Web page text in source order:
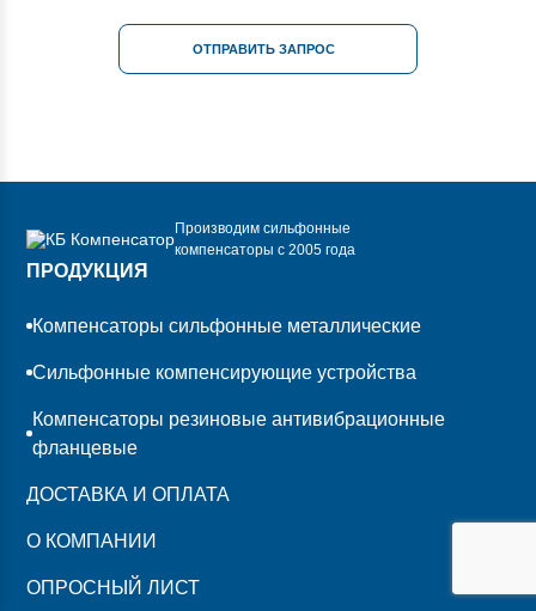
ОТПРАВИТЬ ЗАПРОС
Производим сильфонные
компенсаторы с 2005 года
ПРОДУКЦИЯ
Компенсаторы сильфонные металлические
Сильфонные компенсирующие устройства
Компенсаторы резиновые антивибрационные
фланцевые
ДОСТАВКА И ОПЛАТА
О КОМПАНИИ
ОПРОСНЫЙ ЛИСТ